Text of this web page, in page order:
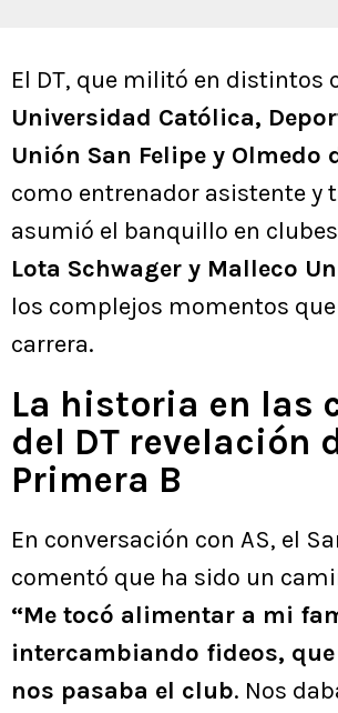
El DT, que militó en distintos
Universidad Católica,
Unión San Felipe y Olmedo
como entrenador asistente y
asumió el banquillo en
Lota Schwager y Malleco
los complejos momentos
carrera.
La historia en las
del DT revelación
Primera B
En conversación con AS, el
comentó que ha sido un
“Me tocó alimentar a mi
intercambiando fideos,
nos pasaba el club. Nos